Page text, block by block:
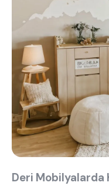
Deri Mobilyalarda